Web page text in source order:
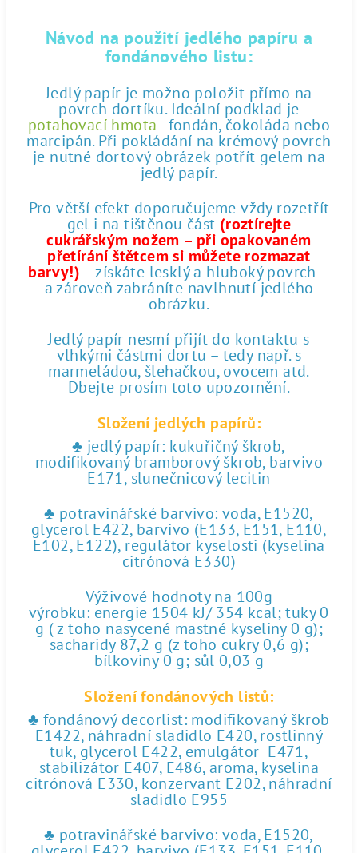
Návod na použití jedlého papíru a
fondánového listu:
Jedlý papír je možno položit přímo na
povrch dortíku. Ideální podklad je
potahovací hmota - fondán, čokoláda nebo
marcipán. Při pokládání na krémový povrch
je nutné dortový obrázek potřít gelem na
jedlý papír.
Pro větší efekt doporučujeme vždy rozetřít
gel i na tištěnou část (roztírejte
cukrářským nožem – při opakovaném
přetírání štětcem si můžete rozmazat
barvy!) – získáte lesklý a hluboký povrch –
a zároveň zabráníte navlhnutí jedlého
obrázku.
Jedlý papír nesmí přijít do kontaktu s
vlhkými částmi dortu – tedy např. s
marmeládou, šlehačkou, ovocem atd.
Dbejte prosím toto upozornění.
Složení jedlých papírů:
♣ jedlý papír: kukuřičný škrob,
modifikovaný bramborový škrob, barvivo
E171, slunečnicový lecitin
♣ potravinářské barvivo: voda, E1520,
glycerol E422, barvivo (E133, E151, E110,
E102, E122), regulátor kyselosti (kyselina
citrónová E330)
Výživové hodnoty na 100g
výrobku: energie 1504 kJ/ 354 kcal; tuky 0
g ( z toho nasycené mastné kyseliny 0 g);
sacharidy 87,2 g (z toho cukry 0,6 g);
bílkoviny 0 g; sůl 0,03 g
Složení fondánových listů:
♣ fondánový decorlist: modifikovaný škrob
E1422, náhradní sladidlo E420, rostlinný
tuk, glycerol E422, emulgátor E471,
stabilizátor E407, E486, aroma, kyselina
citrónová E330, konzervant E202, náhradní
sladidlo E955
♣ potravinářské barvivo: voda, E1520,